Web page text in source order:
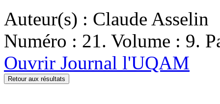
Auteur(s) : Claude Asselin
Numéro : 21. Volume : 9.
Ouvrir Journal l'UQAM
Retour aux résultats